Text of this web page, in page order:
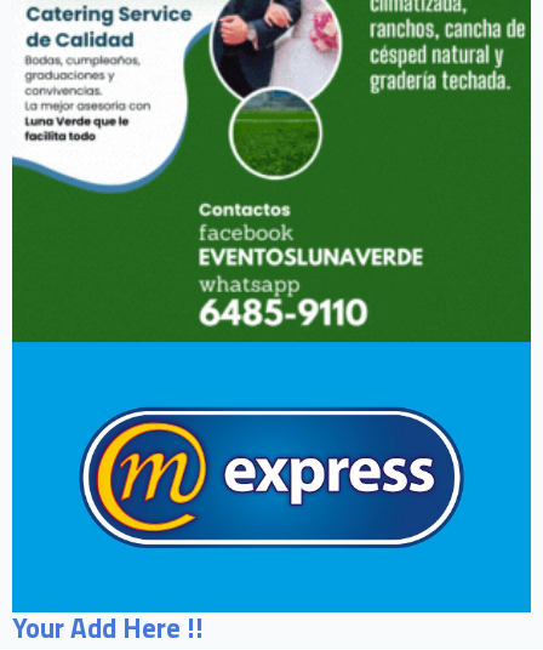
Your Add Here !!